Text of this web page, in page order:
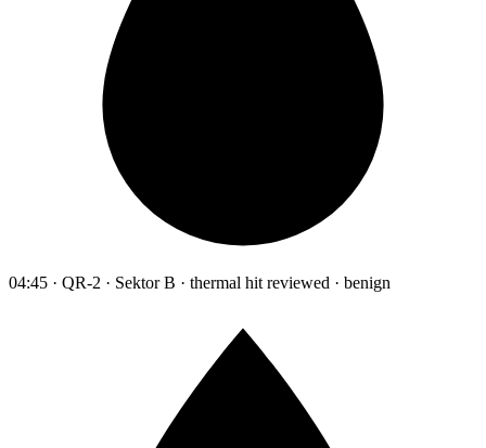
04:45 · QR-2 · Sektor B · thermal hit reviewed · benign